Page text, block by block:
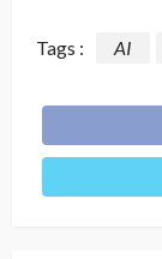
Tags : AI